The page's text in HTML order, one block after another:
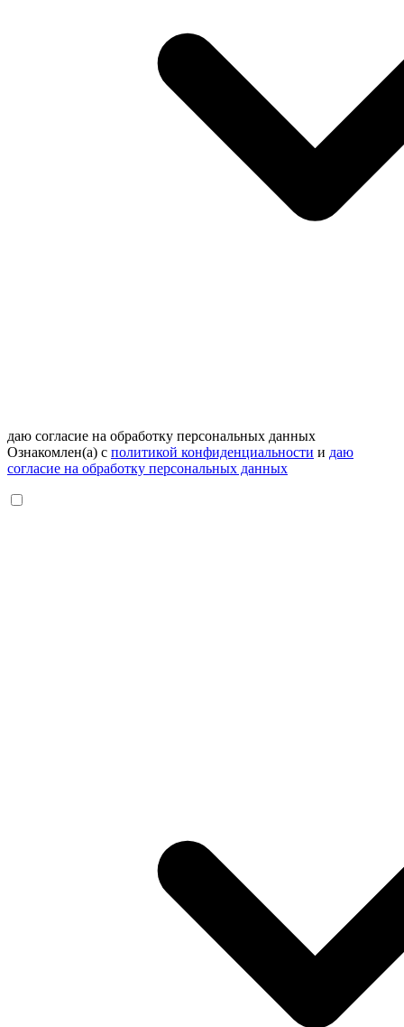
даю согласие на обработку персональных данных
Ознакомлен(а) с политикой конфиденциальности и даю
согласие на обработку персональных данных